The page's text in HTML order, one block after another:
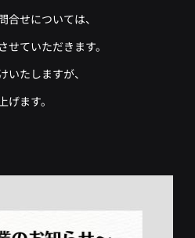
せについては、
ていただきます。
たしますが、
ます。